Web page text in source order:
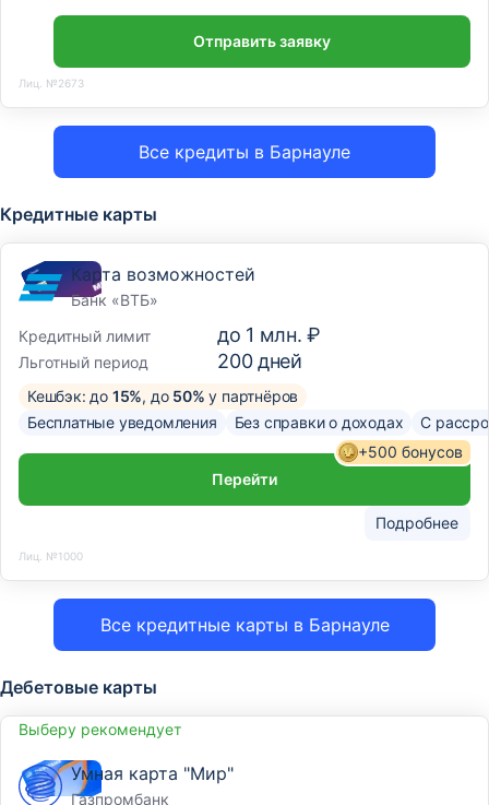
Все кредиты в Барнауле
Отправить заявку
Лиц. №2673
Кредитные карты
Все кредитные карты в Барнауле
Карта возможностей
Банк «ВТБ»
Кредитный лимит
до 1 млн. ₽
Льготный период 200дней
Кешбэк: до 15%, до 50% у партнёров
Бесплатные уведомления
Без справки о доходах С
Подробнее
+500 бонусов
Перейти
Лиц. №1000
Дебетовые карты
Выберу рекомендует
Умная карта "Мир"
Газпромбанк